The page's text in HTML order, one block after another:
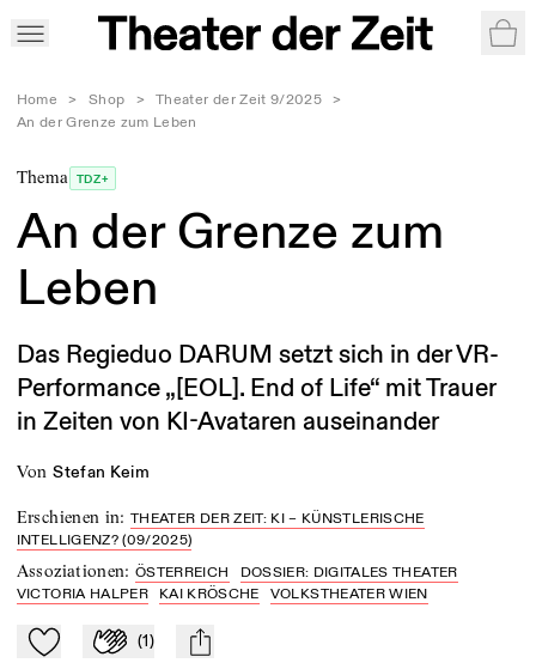
Home > Shop > Theater der Zeit 9/2025
>
An der Grenze zum Leben
Thema TDZ+
An der Grenze zum
Leben
Das Regieduo DARUM setzt sich in der VR-
Performance „[EOL]. End of Life“ mit Trauer
in Zeiten von KI-Avataren auseinander
von Stefan Keim
Erschienen in:THEATER DER ZEIT: KI – KÜNSTLERISCHE
INTELLIGENZ? (09/2025)
Assoziationen:ÖSTERREICH
DOSSIER: DIGITALES THEATER
VICTORIA HALPER
KAI KRÖSCHE VOLKSTHEATER WIEN
Zu Mein-TdZ hinzufügen
Applaudieren
(1) mail